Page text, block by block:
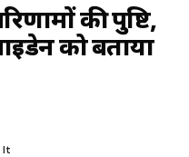
की पुष्टि,
को बताया